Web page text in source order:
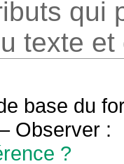
qui
texte
base du
Observer :
?